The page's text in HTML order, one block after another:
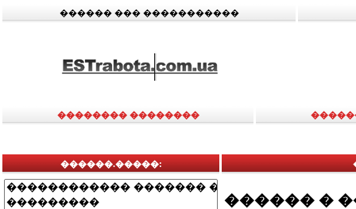
������ ��� �����������
�������� ��������
������.�����:
������ �